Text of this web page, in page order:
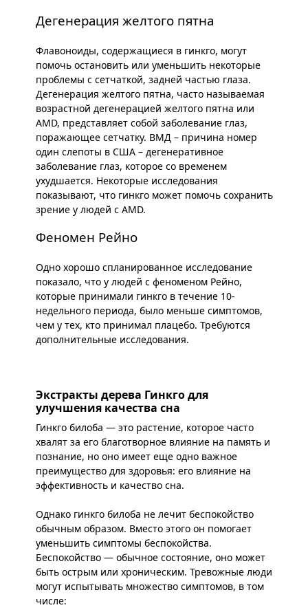
Дегенерация желтого пятна
Флавоноиды, содержащиеся в гинкго, могут
помочь остановить или уменьшить некоторые
проблемы с сетчаткой, задней частью глаза.
Дегенерация желтого пятна, часто называемая
возрастной дегенерацией желтого пятна или
AMD, представляет собой заболевание глаз,
поражающее сетчатку. ВМД – причина номер
один слепоты в США – дегенеративное
заболевание глаз, которое со временем
ухудшается. Некоторые исследования
показывают, что гинкго может помочь сохранить
зрение у людей с AMD.
Феномен Рейно
Одно хорошо спланированное исследование
показало, что у людей с феноменом Рейно,
которые принимали гинкго в течение 10-
недельного периода, было меньше симптомов,
чем у тех, кто принимал плацебо. Требуются
дополнительные исследования.
Экстракты дерева Гинкго для
улучшения качества сна
Гинкго билоба — это растение, которое часто
хвалят за его благотворное влияние на память и
познание, но оно имеет еще одно важное
преимущество для здоровья: его влияние на
эффективность и качество сна.
Однако гинкго билоба не лечит беспокойство
обычным образом. Вместо этого он помогает
уменьшить симптомы беспокойства.
Беспокойство — обычное состояние, оно может
быть острым или хроническим. Тревожные люди
могут испытывать множество симптомов, в том
числе: